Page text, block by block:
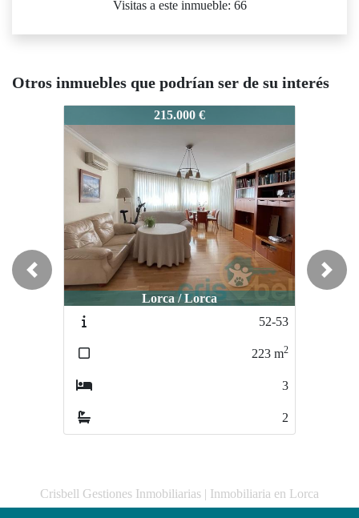
Visitas a este inmueble: 66
Otros inmuebles que podrían ser de su interés
Lorca / Lorca
175.000 €
Lorca / Lorca
256-300
83m
Previous Next
Crisbell Gestiones Inmobiliarias | Inmobiliaria en Lorca